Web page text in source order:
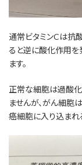
通常ビタミンCは抗
ると逆に酸化作用を
ます。
正常な細胞は過酸
ませんが、がん細胞
癌細胞に入り込まれ